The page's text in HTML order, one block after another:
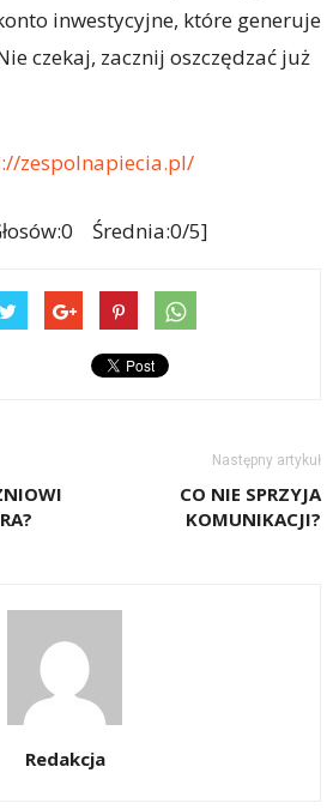
inwestycyjne, które generuje
czekaj, zacznij oszczędzać już
zespolnapiecia.pl/
Średnia:0/5]
Następny artykuł
CO NIE SPRZYJA
KOMUNIKACJI?
Redakcja